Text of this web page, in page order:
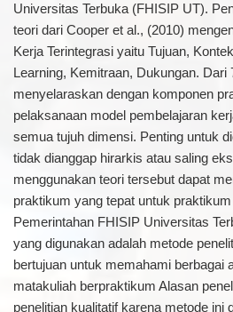
Universitas Terbuka (FHISIP UT).
teori dari Cooper et al., (2010)
Kerja Terintegrasi yaitu Tujuan,
Learning, Kemitraan, Dukungan. Dari
menyelaraskan dengan komponen
pelaksanaan model pembelajaran
semua tujuh dimensi. Penting untuk
tidak dianggap hirarkis atau saling
menggunakan teori tersebut dapat
praktikum yang tepat untuk
Pemerintahan FHISIP Universitas
yang digunakan adalah metode
bertujuan untuk memahami berbagai
matakuliah berpraktikum Alasan
penelitian kualitatif karena metode ini